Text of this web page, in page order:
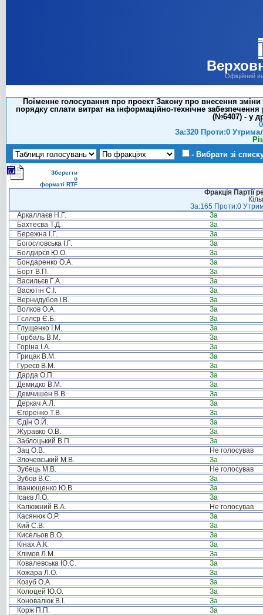
Офіційний
Поіменне голосування про проект Закону про внесення
порядку сплати витрат на інформаційно-технічне
(№6407) - у
За:320 Проти:0
- Вибрати зі
Зберегти
в
форматі RTF
Фракція Партії
За:165 Проти:0
Аркаллаєв Н.Г.
За
Бахтеєва Т.Д.
За
Бережна І.Г.
За
Богословська І.Г.
За
Болдирєв Ю.О.
За
Бондаренко О.А.
За
Борт В.П.
За
Васильєв Г.А.
За
Васютін С.І.
За
Вернидубов І.В.
За
Волков О.А.
За
Гєллєр Є.Б.
За
Глущенко І.М.
За
Горбаль В.М.
За
Горіна І.А.
За
Грицак В.М.
За
Гуреєв В.М.
За
Дарда О.П.
За
Демидко В.М.
За
Демчишен В.В.
За
Деркач А.Л.
За
Єгоренко Т.В.
За
Єдін О.Й.
За
Журавко О.В.
За
Заблоцький В.П.
За
Зац О.В.
Не голосував
Злочевський М.В.
За
Зубець М.В.
Не голосував
Зубов В.С.
За
Іванющенко Ю.В.
За
Ісаєв Л.О.
За
Калюжний В.А.
Не голосував
Касянюк О.Р.
За
Кий С.В.
За
Кисельов В.О.
За
Кінах А.К.
За
Клімов Л.М.
За
Ковалевська Ю.С.
За
Кожара Л.О.
За
Козуб О.А.
За
Колоцей Ю.О.
За
Коновалюк В.І.
За
Корж П.П.
За